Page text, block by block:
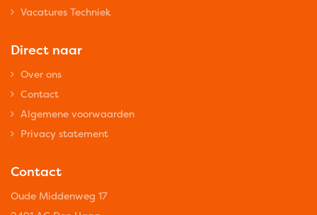
Vacatures Techniek
Direct naar
Over ons
Contact
Algemene voorwaarden
Privacy statement
Contact
Oude Middenweg 17